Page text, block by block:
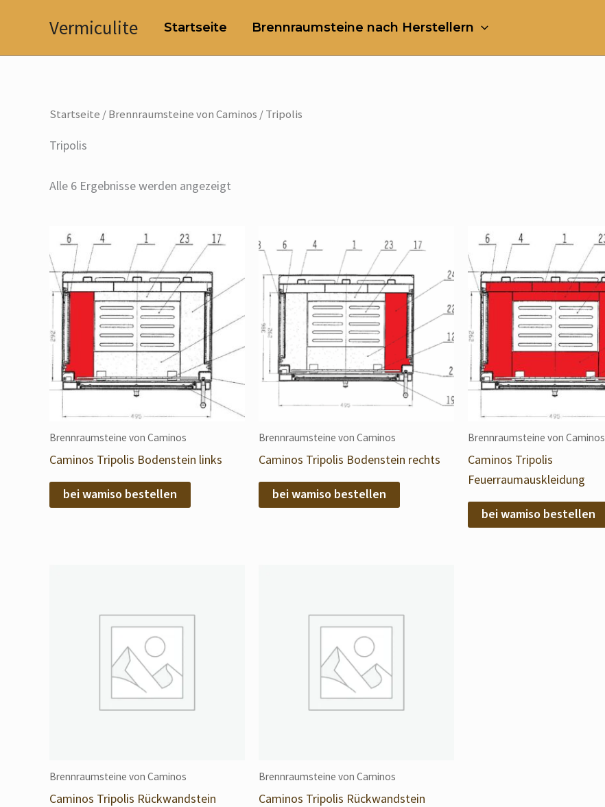
Vermiculite Startseite Brennraumsteine nach Herstellern
Startseite /Brennraumsteine von Caminos / Tripolis
Tripolis
Alle 6 Ergebnisse werden angezeigt
Brennraumsteine von Caminos
Caminos Tripolis Bodenstein links
bei wamiso bestellen
Brennraumsteine von Caminos
Caminos Tripolis Bodenstein rechts
bei wamiso bestellen
Brennraumsteine von Caminos
Caminos Tripolis
Feuerraumauskleidung
bei wamiso bestellen
Brennraumsteine von Caminos
Caminos Tripolis Rückwandstein
Brennraumsteine von Caminos
Caminos Tripolis Rückwandstein